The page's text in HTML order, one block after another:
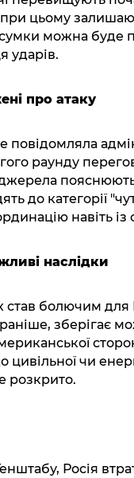
при цьому
можна буде
ударів.
про атаку
повідомляла
раунду
до категорії
навіть
наслідки
болючим для
зберігає
чи
розкрито.
Росія